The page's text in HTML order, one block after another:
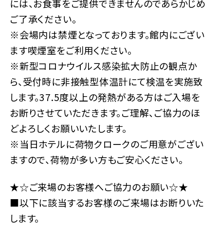
には、お食事をご提供できませんのであらかじめ
ご了承ください。
※会場内は禁煙となっております。館内にござい
ます喫煙室をご利用ください。
※新型コロナウイルス感染拡大防止の観点か
ら、受付時に非接触型体温計にて検温を実施致
します。37.5度以上の発熱がある方はご入場を
お断りさせていただきます。ご理解、ご協力のほ
どよろしくお願いいたします。
※当日ホテルに荷物クロークのご用意がござい
ますので、荷物が多い方もご安心ください。
★☆ご来場のお客様へご協力のお願い☆★
■以下に該当するお客様のご来場はお断りいた
します。